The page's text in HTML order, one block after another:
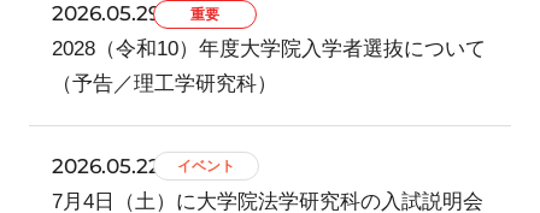
2026.05.29 重要
2028（令和10）年度大学院入学者選抜について
（予告／理工学研究科）
2026.05.22 イベント
7月4日（土）に大学院法学研究科の入試説明会